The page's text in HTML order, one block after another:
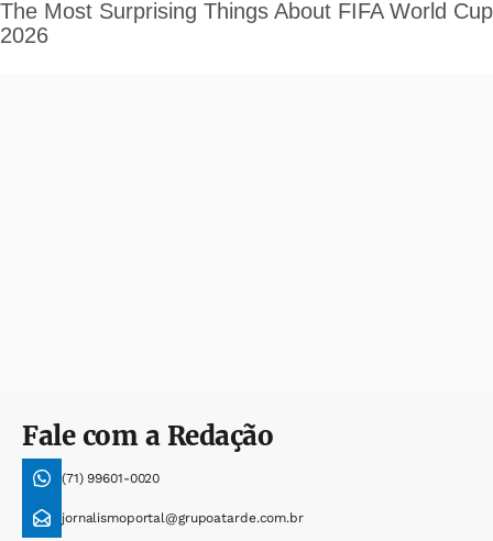
Fale com a Redação
(71) 99601-0020
jornalismoportal@grupoatarde.com.br